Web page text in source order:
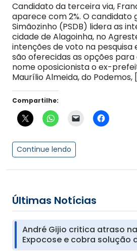
Candidato da terceira via,
aparece com 2%. O candidato
Simãozinho (PSDB) lidera as
cidade de Alagoinha, no
intenções de voto na pesquisa
são oferecidas as opções
nome oposicionista o ex-
Maurílio Almeida, do Podemos,
Compartilhe:
Continue lendo
Últimas Notícias
André Gijio critica atraso
Expocose e cobra solução